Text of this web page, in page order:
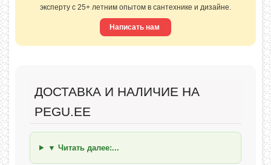
эксперту с 25+ летним опытом в сантехнике и дизайне.
Написать нам
ДОСТАВКА И НАЛИЧИЕ НА
PEGU.EE
▼ Читать далее:...